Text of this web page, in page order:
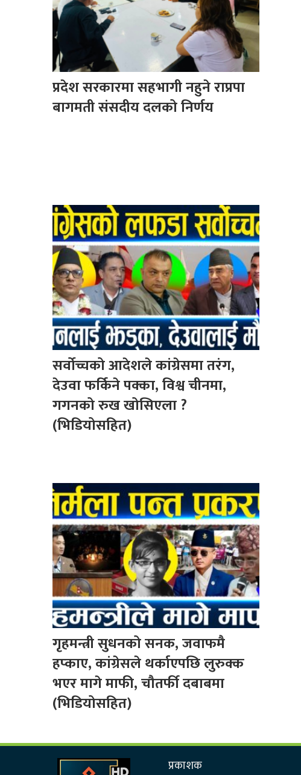
प्रदेश सरकारमा सहभागी नहुने राप्रपा
बागमती संसदीय दलको निर्णय
सर्वोच्चको आदेशले कांग्रेसमा तरंग,
देउवा फर्किने पक्का, विश्व चीनमा,
गगनको रुख खोसिएला ?
(भिडियोसहित)
गृहमन्त्री सुधनको सनक, जवाफमै
हप्काए, कांग्रेसले थर्काएपछि लुरुक्क
भएर मागे माफी, चौतर्फी दबाबमा
(भिडियोसहित)
प्रकाशक